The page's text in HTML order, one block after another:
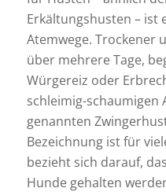
Erkältungshusten – ist
Atemwege. Trockener
über mehrere Tage,
Würgereiz oder
schleimig-schaumigen
genannten
Bezeichnung ist für
bezieht sich darauf,
Hunde gehalten